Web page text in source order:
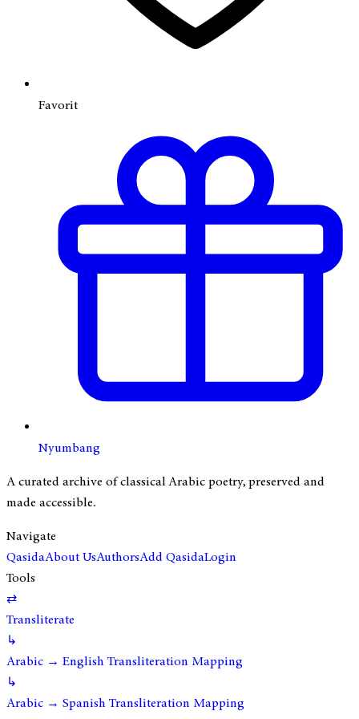
Favorit
Nyumbang
A curated archive of classical Arabic poetry, preserved and
made accessible.
Navigate
QasidaAbout UsAuthorsAdd QasidaLogin
Tools
⇄
Transliterate
↳
Arabic → English Transliteration Mapping
↳
Arabic → Spanish Transliteration Mapping